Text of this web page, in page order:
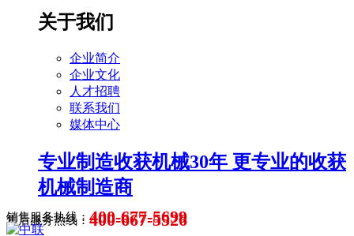
关于我们
企业简介
企业文化
人才招聘
联系我们
媒体中心
专业制造收获机械30年 更专业的收获
机械制造商
销售服务热线： 400-677-5699
售后服务热线： 400-667-5526